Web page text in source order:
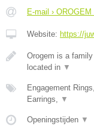
E-mail ›
Website: https://
Orogem is a
located in ▼
Engagement
Earrings, ▼
Openingstijden ▼